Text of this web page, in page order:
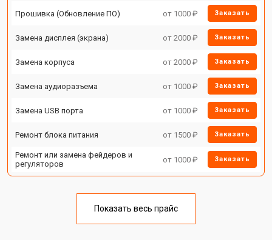
Прошивка (Обновление ПО) от 1000 ₽ Заказать
Замена дисплея (экрана) от 2000 ₽ Заказать
Замена корпуса от 2000 ₽ Заказать
Замена аудиоразъема от 1000 ₽ Заказать
Замена USB порта от 1000 ₽ Заказать
Ремонт блока питания от 1500 ₽ Заказать
Ремонт или замена фейдеров и
регуляторов
от 1000 ₽ Заказать
Показать весь прайс